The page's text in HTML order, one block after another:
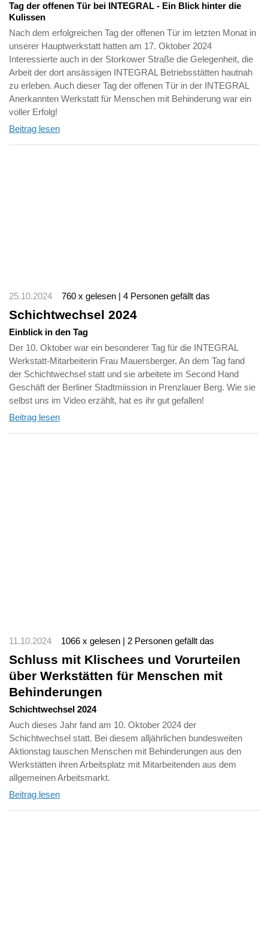
Tag der offenen Tür bei INTEGRAL - Ein Blick hinter die
Kulissen
Nach dem erfolgreichen Tag der offenen Tür im letzten Monat in
unserer Hauptwerkstatt hatten am 17. Oktober 2024
Interessierte auch in der Storkower Straße die Gelegenheit, die
Arbeit der dort ansässigen INTEGRAL Betriebsstätten hautnah
zu erleben. Auch dieser Tag der offenen Tür in der INTEGRAL
Anerkannten Werkstatt für Menschen mit Behinderung war ein
voller Erfolg!
Beitrag lesen
25.10.2024 760 x gelesen | 4 Personen gefällt das
Schichtwechsel 2024
Einblick in den Tag
Der 10. Oktober war ein besonderer Tag für die INTEGRAL
Werkstatt-Mitarbeiterin Frau Mauersberger. An dem Tag fand
der Schichtwechsel statt und sie arbeitete im Second Hand
Geschäft der Berliner Stadtmiission in Prenzlauer Berg. Wie sie
selbst uns im Video erzählt, hat es ihr gut gefallen!
Beitrag lesen
11.10.2024 1066 x gelesen | 2 Personen gefällt das
Schluss mit Klischees und Vorurteilen
über Werkstätten für Menschen mit
Behinderungen
Schichtwechsel 2024
Auch dieses Jahr fand am 10. Oktober 2024 der
Schichtwechsel statt. Bei diesem alljährlichen bundesweiten
Aktionstag tauschen Menschen mit Behinderungen aus den
Werkstätten ihren Arbeitsplatz mit Mitarbeitenden aus dem
allgemeinen Arbeitsmarkt.
Beitrag lesen